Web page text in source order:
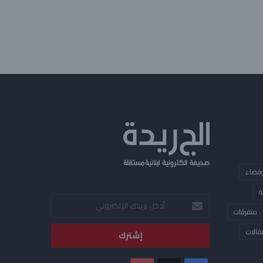
متفرقات
أدخل
بريدك
الإلكتروني